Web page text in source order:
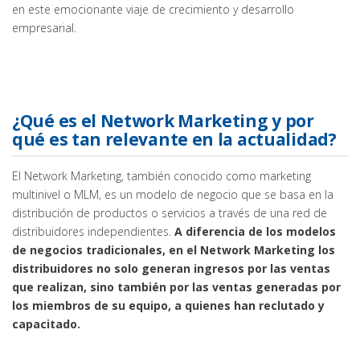
en este emocionante viaje de crecimiento y desarrollo
empresarial.
¿Qué es el Network Marketing y por
qué es tan relevante en la actualidad?
El Network Marketing, también conocido como marketing
multinivel o MLM, es un modelo de negocio que se basa en la
distribución de productos o servicios a través de una red de
distribuidores independientes. A diferencia de los modelos
de negocios tradicionales, en el Network Marketing los
distribuidores no solo generan ingresos por las ventas
que realizan, sino también por las ventas generadas por
los miembros de su equipo, a quienes han reclutado y
capacitado.